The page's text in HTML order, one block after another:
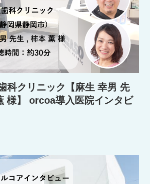
科クリニック【麻生 幸男 先
様】 orcoa導入医院インタビ